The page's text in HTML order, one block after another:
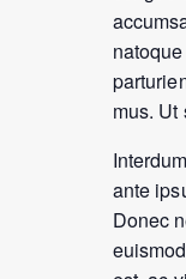
mus.
ante
Donec